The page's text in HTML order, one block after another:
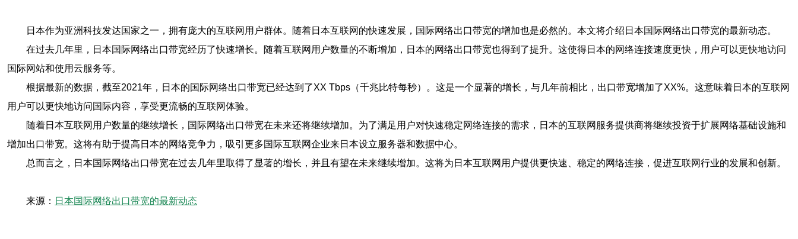
日本作为亚洲科技发达国家之一，拥有庞大的互联网用户群体。随着日本互联网的快速发展，国际网络出口带宽的增加也是必然的。本文将介绍日本国际网络出口带宽的最新动态。
在过去几年里，日本国际网络出口带宽经历了快速增长。随着互联网用户数量的不断增加，日本的网络出口带宽也得到了提升。这使得日本的网络连接速度更快，用户可以更快地访问
国际网站和使用云服务等。
根据最新的数据，截至2021年，日本的国际网络出口带宽已经达到了XX Tbps（千兆比特每秒）。这是一个显著的增长，与几年前相比，出口带宽增加了XX%。这意味着日本的互联网
用户可以更快地访问国际内容，享受更流畅的互联网体验。
随着日本互联网用户数量的继续增长，国际网络出口带宽在未来还将继续增加。为了满足用户对快速稳定网络连接的需求，日本的互联网服务提供商将继续投资于扩展网络基础设施和
增加出口带宽。这将有助于提高日本的网络竞争力，吸引更多国际互联网企业来日本设立服务器和数据中心。
总而言之，日本国际网络出口带宽在过去几年里取得了显著的增长，并且有望在未来继续增加。这将为日本互联网用户提供更快速、稳定的网络连接，促进互联网行业的发展和创新。
来源： 日本国际网络出口带宽的最新动态